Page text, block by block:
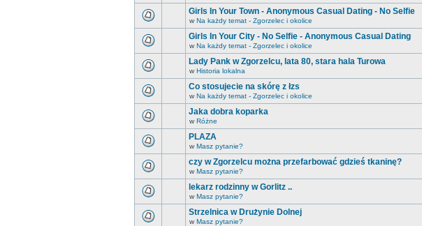
Girls In Your Town - Anonymous Casual Dating - No Selfie
w Na każdy temat - Zgorzelec i okolice
Girls In Your City - No Selfie - Anonymous Casual Dating
w Na każdy temat - Zgorzelec i okolice
Lady Pank w Zgorzelcu, lata 80, stara hala Turowa
w Historia lokalna
Co stosujecie na skórę z łzs
w Na każdy temat - Zgorzelec i okolice
Jaka dobra koparka
w Różne
PLAZA
w Masz pytanie?
czy w Zgorzelcu można przefarbować gdzieś tkaninę?
w Masz pytanie?
lekarz rodzinny w Gorlitz ..
w Masz pytanie?
Strzelnica w Drużynie Dolnej
w Masz pytanie?